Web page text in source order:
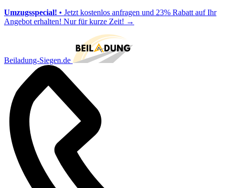
Umzugsspecial! • Jetzt kostenlos anfragen und 23% Rabatt auf Ihr
Angebot erhalten! Nur für kurze Zeit! →
Beiladung-Siegen.de